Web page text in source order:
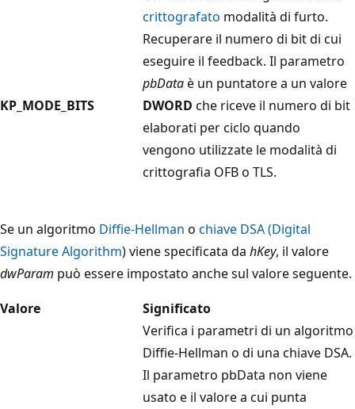
crittografato modalità di furto.
KP_MODE_BITS
Recuperare il numero di bit di cui
eseguire il feedback. Il parametro
pbDataè un puntatore a un valore
DWORD che riceve il numero di bit
elaborati per ciclo quando
vengono utilizzate le modalità di
crittografia OFB o TLS.
Se un algoritmo Diffie-Hellman o chiave DSA (Digital
Signature Algorithm) viene specificata da hKey, il valore
dwParam può essere impostato anche sul valore seguente.
Valore
Significato
Verifica i parametri di un algoritmo
Diffie-Hellman o di una chiave DSA.
Il parametro pbData non viene
usato e il valore a cui punta